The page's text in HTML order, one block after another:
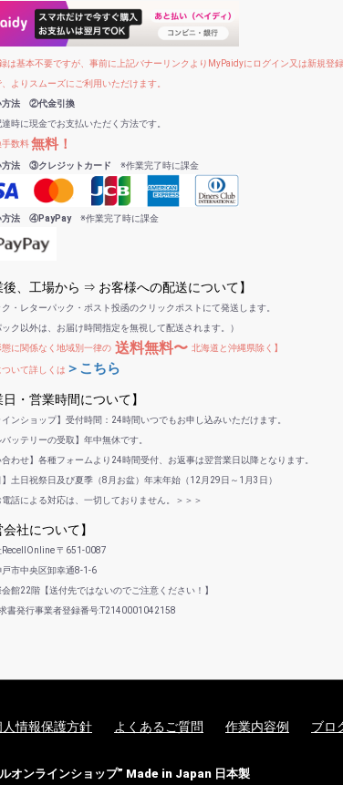
は基本不要ですが、事前に上記バナーリンクよりMyPaidyにログイン又は新規登
よりスムーズにご利用いただけます。
方法 ②代金引換
時に現金でお支払いただく方法です。
手数料無料！
方法 ③クレジットカード ※作業完了時に課金
方法 ④PayPay※作業完了時に課金
後、工場から ⇒ お客様への配送について】
・レターパック・ポスト投函のクリックポストにて発送します。
ック以外は、お届け時間指定を無視して配送されます。）
態に関係なく地域別一律の 送料無料〜 北海道と沖縄県除く】
いて詳しくは ＞こちら
日・営業時間について】
インショップ】受付時間：24時間いつでもお申し込みいただけます。
バッテリーの受取】年中無休です。
合わせ】各種フォームより24時間受付、お返事は翌営業日以降となります。
】土日祝祭日及び夏季（8月お盆）年末年始（12月29日～1月3日）
電話による対応は、一切しておりません。＞＞＞
会社について】
RecellOnline 〒651-0087
市中央区卸幸通8-1-6
館22階【送付先ではないのでご注意ください！】
書発行事業者登録番号:T2140001042158
人情報保護方針 よくあるご質問 作業内容例 ブロ
オンラインショップ” Made in Japan 日本製